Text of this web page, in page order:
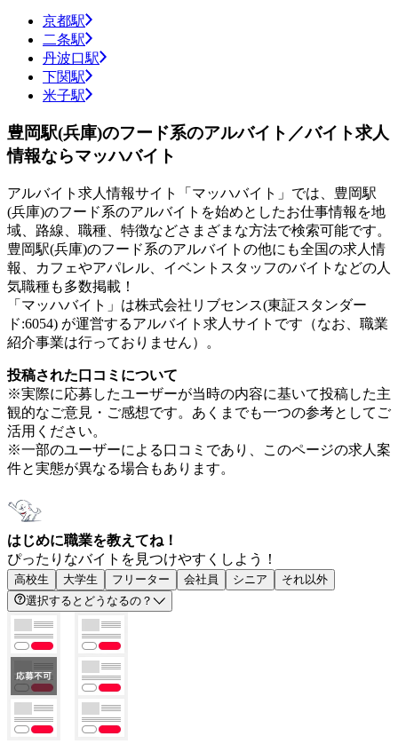
京都駅
二条駅
丹波口駅
下関駅
米子駅
豊岡駅(兵庫)のフード系のアルバイト／バイト求人
情報ならマッハバイト
アルバイト求人情報サイト「マッハバイト」では、豊岡駅
(兵庫)のフード系のアルバイトを始めとしたお仕事情報を地
域、路線、職種、特徴などさまざまな方法で検索可能です。
豊岡駅(兵庫)のフード系のアルバイトの他にも全国の求人情
報、カフェやアパレル、イベントスタッフのバイトなどの人
気職種も多数掲載！
「マッハバイト」は株式会社リブセンス(東証スタンダー
ド:6054) が運営するアルバイト求人サイトです（なお、職業
紹介事業は行っておりません）。
投稿された口コミについて
※実際に応募したユーザーが当時の内容に基いて投稿した主
観的なご意見・ご感想です。あくまでも一つの参考としてご
活用ください。
※一部のユーザーによる口コミであり、このページの求人案
件と実態が異なる場合もあります。
はじめに職業を教えてね！
ぴったりなバイトを見つけやすくしよう！
高校生 大学生 フリーター 会社員 シニア
それ以外
選択するとどうなるの？